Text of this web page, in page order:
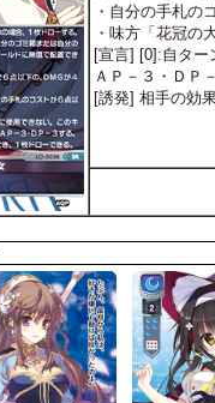
・自分の手札の
・味方「花冠の
[宣言] [0]:自ター
ＡＰ－３・ＤＰ
[誘発] 相手の効